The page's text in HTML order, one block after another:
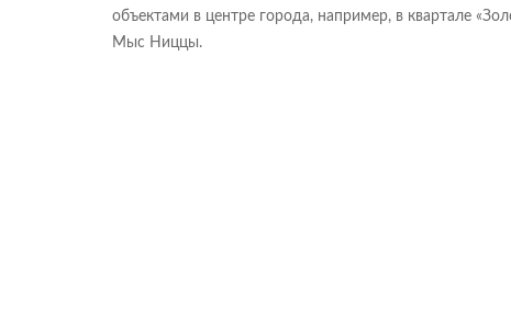
объектами в центре города, например, в квартале
Мыс Ниццы.